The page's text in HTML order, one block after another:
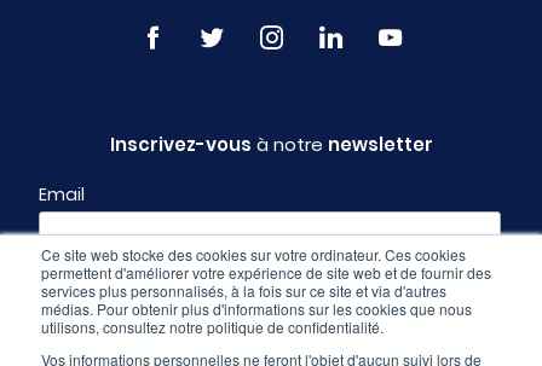
Ce site web stocke des cookies sur votre ordinateur. Ces cookies
permettent d'améliorer votre expérience de site web et de fournir des
services plus personnalisés, à la fois sur ce site et via d'autres
médias. Pour obtenir plus d'informations sur les cookies que nous
utilisons, consultez notre politique de confidentialité.
Vos informations personnelles ne feront l'objet d'aucun suivi lors de
Inscrivez-vous à notre newsletter
Email
Profil